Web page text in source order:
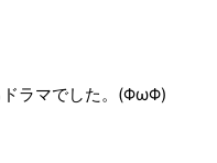
ドラマでした。(ΦωΦ)